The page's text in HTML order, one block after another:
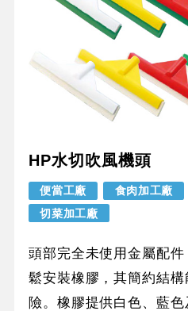
HP水切吹風機頭
便當工廠 食肉加工廠
切菜加工廠
頭部完全未使用金屬配
鬆安裝橡膠，其簡約結
險。橡膠提供白色、藍